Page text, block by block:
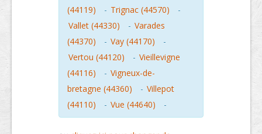
(44119)
- Trignac (44570)
-
Vallet (44330)
- Varades
(44370)
- Vay (44170)
-
Vertou (44120)
- Vieillevigne
(44116)
- Vigneux-de-
bretagne (44360)
- Villepot
(44110)
- Vue (44640) -